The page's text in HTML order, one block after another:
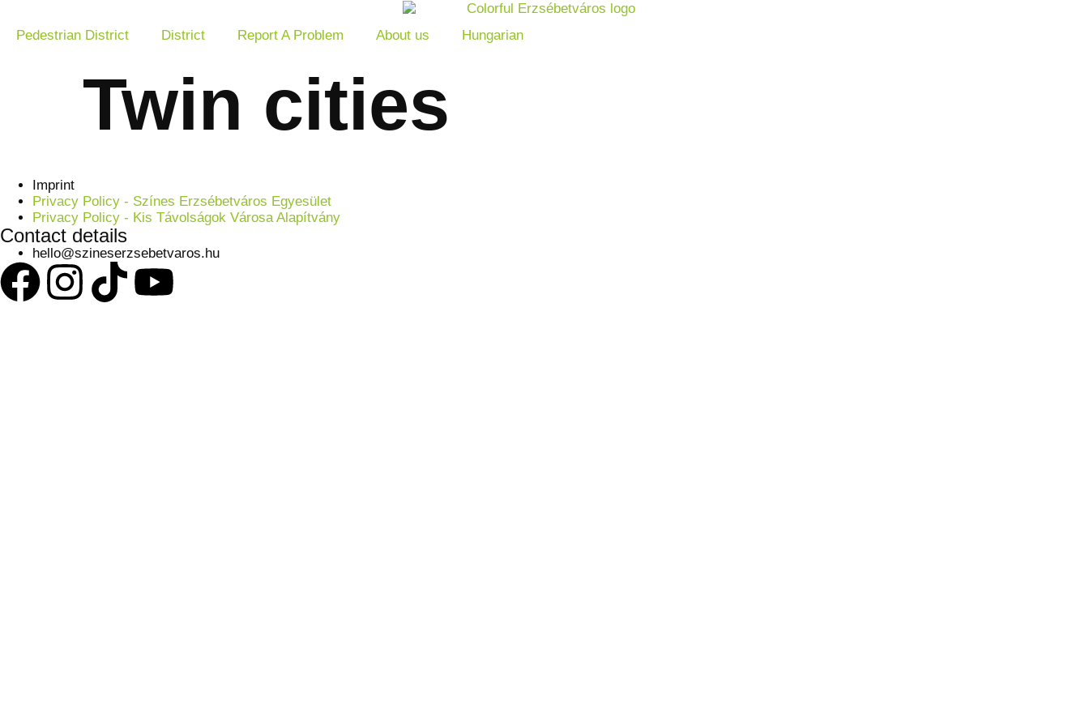
Pedestrian District District Report A Problem About us Hungarian
Twin cities
Imprint
Privacy Policy - Színes Erzsébetváros Egyesület
Privacy Policy - Kis Távolságok Városa Alapítvány
Contact details
hello@szineserzsebetvaros.hu